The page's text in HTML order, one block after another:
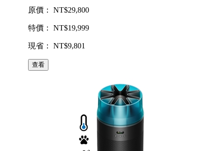
原價： NT$29,800
特價： NT$19,999
現省： NT$9,801
查看